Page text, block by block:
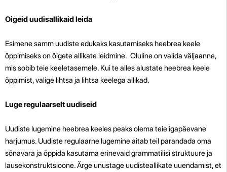
Oigeid uudisallikaid leida
Esimene samm uudiste edukaks kasutamiseks heebrea keele
õppimiseks on õigete allikate leidmine. Oluline on valida väljaanne,
mis sobib teie keeletasemele. Kui te alles alustate heebrea keele
õppimist, valige lihtsa ja lihtsa keelega allikad.
Luge regulaarselt uudiseid
Uudiste lugemine heebrea keeles peaks olema teie igapäevane
harjumus. Uudiste regulaarne lugemine aitab teil parandada oma
sõnavara ja õppida kasutama erinevaid grammatilisi struktuure ja
lausekonstruktsioone. Ärge unustage uudisteallikate uuendamist, et